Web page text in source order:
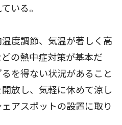
いる。
度調節、気温が著しく高
の熱中症対策が基本だ
を得ない状況があること
放し、気軽に休めて涼し
アスポットの設置に取り